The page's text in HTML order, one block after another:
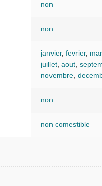
non
non
janvier, fevrier,
juillet, aout,
novembre,
non
non comestible